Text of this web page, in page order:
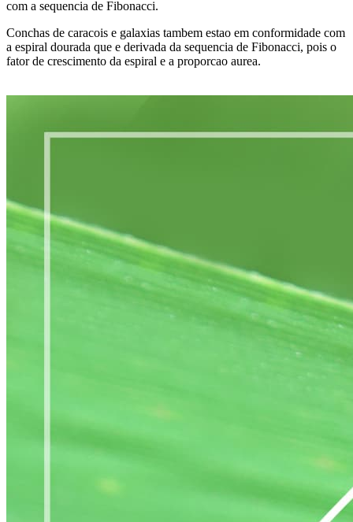
com a sequencia de Fibonacci.
Conchas de caracois e galaxias tambem estao em conformidade com
a espiral dourada que e derivada da sequencia de Fibonacci, pois o
fator de crescimento da espiral e a proporcao aurea.